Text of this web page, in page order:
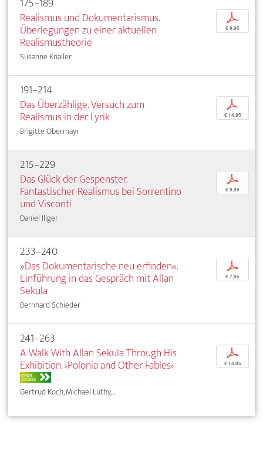
Realismus und Dokumentarismus.
Überlegungen zu einer aktuellen
Realismustheorie
Susanne Knaller
p
€ 9,95
191–214
Das Überzählige. Versuch zum
Realismus in der Lyrik
Brigitte Obermayr
p
€ 14,95
215–229
Das Glück der Gespenster.
Fantastischer Realismus bei Sorrentino
und Visconti
Daniel Illger
p
€ 9,95
233–240
»Das Dokumentarische neu erfinden«.
Einführung in das Gespräch mit Allan
Sekula
Bernhard Schieder
p
€ 7,95
241–263
A Walk With Allan Sekula Through His
Exhibition. ›Polonia and Other Fables‹
OPEN
ACCESS
Gertrud Koch, Michael Lüthy, ...
p
€ 14,95